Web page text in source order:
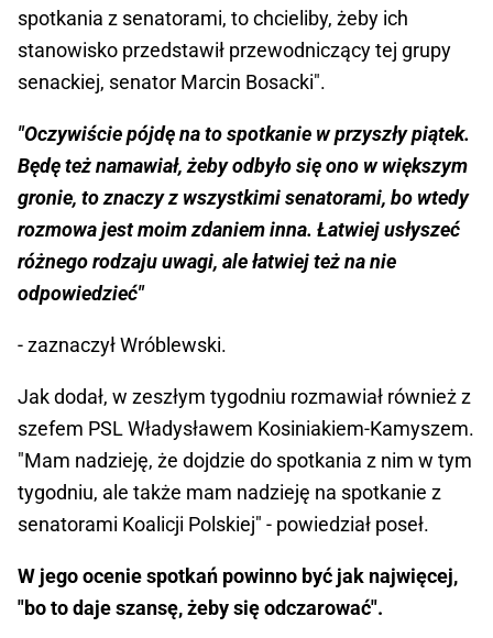
spotkania z senatorami, to chcieliby, żeby ich
stanowisko przedstawił przewodniczący tej grupy
senackiej, senator Marcin Bosacki".
"Oczywiście pójdę na to spotkanie w przyszły piątek.
Będę też namawiał, żeby odbyło się ono w większym
gronie, to znaczy z wszystkimi senatorami, bo wtedy
rozmowa jest moim zdaniem inna. Łatwiej usłyszeć
różnego rodzaju uwagi, ale łatwiej też na nie
odpowiedzieć"
- zaznaczył Wróblewski.
Jak dodał, w zeszłym tygodniu rozmawiał również z
szefem PSL Władysławem Kosiniakiem-Kamyszem.
"Mam nadzieję, że dojdzie do spotkania z nim w tym
tygodniu, ale także mam nadzieję na spotkanie z
senatorami Koalicji Polskiej" - powiedział poseł.
W jego ocenie spotkań powinno być jak najwięcej,
"bo to daje szansę, żeby się odczarować".